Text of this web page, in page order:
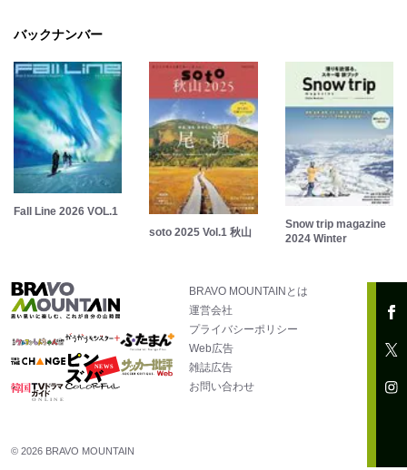
バックナンバー
Fall Line 2026 VOL.1
soto 2025 Vol.1 秋山
Snow trip magazine
2024 Winter
BRAVO MOUNTAINとは
運営会社
プライバシーポリシー
Web広告
雑誌広告
お問い合わせ
© 2026 BRAVO MOUNTAIN